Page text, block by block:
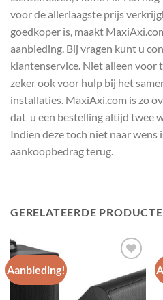
voor de allerlaagste prijs
goedkoper is, maakt
aanbieding. Bij vragen kunt u
klantenservice. Niet alleen voor
zeker ook voor hulp bij het
installaties. MaxiAxi.com is zo
dat u een bestelling altijd twee
Indien deze toch niet naar wens
aankoopbedrag terug.
GERELATEERDE
Aanbieding!
Toevoegen